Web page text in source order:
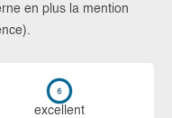
en plus la mention
ex­cellent